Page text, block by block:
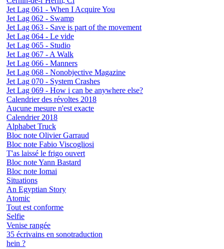
Jet Lag 061 - When I Acquire You
Jet Lag 062 - Swamp
Jet Lag 063 - Save is part of the movement
Jet Lag 064 - Le vide
Jet Lag 065 - Studio
Jet Lag 067 - A Walk
Jet Lag 066 - Manners
Jet Lag 068 - Nonobjective Magazine
Jet Lag 070 - System Crashes
Jet Lag 069 - How i can be anywhere else?
Calendrier des révoltes 2018
Aucune mesure n'est exacte
Calendrier 2018
Alphabet Truck
Bloc note Olivier Garraud
Bloc note Fabio Viscogliosi
T'as laissé le frigo ouvert
Bloc note Yann Bastard
Bloc note Iomai
Situations
An Egyptian Story
Atomic
Tout est conforme
Selfie
Venise rangée
35 écrivains en sonotraduction
hein ?